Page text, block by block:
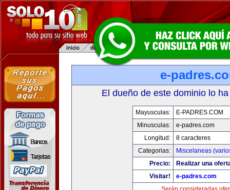
e-
El dueño de este dominio lo
Mayusculas:
E-PADRES.COM
Minusculas:
e-padres.com
Longitud:
8 caracteres
Categorias:
Miscelaneas
Precio:
Realizar una
Visitar!
e-padres.com